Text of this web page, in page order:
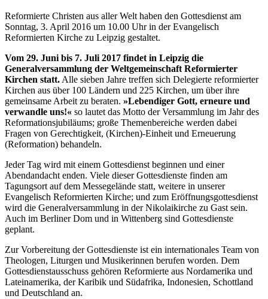
Reformierte Christen aus aller Welt haben den Gottesdienst am
Sonntag, 3. April 2016 um 10.00 Uhr in der Evangelisch
Reformierten Kirche zu Leipzig gestaltet.
Vom 29. Juni bis 7. Juli 2017 findet in Leipzig die
Generalversammlung der Weltgemeinschaft Reformierter
Kirchen statt.Alle sieben Jahre treffen sich Delegierte reformierter
Kirchen aus über 100 Ländern und 225 Kirchen, um über ihre
gemeinsame Arbeit zu beraten. »Lebendiger Gott, erneure und
verwandle uns!« so lautet das Motto der Versammlung im Jahr des
Reformationsjubiläums; große Themenbereiche werden dabei
Fragen von Gerechtigkeit, (Kirchen)-Einheit und Erneuerung
(Reformation) behandeln.
Jeder Tag wird mit einem Gottesdienst beginnen und einer
Abendandacht enden. Viele dieser Gottesdienste finden am
Tagungsort auf dem Messegelände statt, weitere in unserer
Evangelisch Reformierten Kirche; und zum Eröffnungsgottesdienst
wird die Generalversammlung in der Nikolaikirche zu Gast sein.
Auch im Berliner Dom und in Wittenberg sind Gottesdienste
geplant.
Zur Vorbereitung der Gottesdienste ist ein internationales Team von
Theologen, Liturgen und Musikerinnen berufen worden. Dem
Gottesdienstausschuss gehören Reformierte aus Nordamerika und
Lateinamerika, der Karibik und Südafrika, Indonesien, Schottland
und Deutschland an.